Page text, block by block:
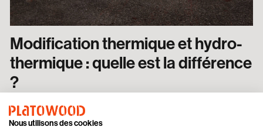
Modification thermique et hydro-
thermique : quelle est la différence
?
Les termes « modification thermique » et « modification
hydro-thermique » sont souvent utilisés de manière
Nous utilisons des cookies